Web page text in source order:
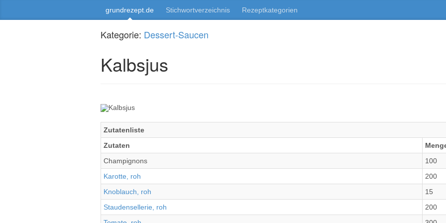
grundrezept.de Stichwortverzeichnis Rezeptkategorien
Kategorie: Dessert-Saucen
Kalbsjus
Zutatenliste
Zutaten
Champignons
100
Karotte, roh
200
Knoblauch, roh
15
Staudensellerie, roh
200